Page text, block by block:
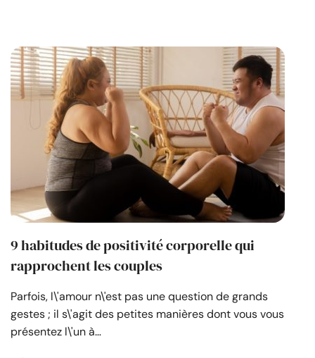
9 habitudes de positivité corporelle qui
rapprochent les couples
Parfois, l\'amour n\'est pas une question de grands
gestes ; il s\'agit des petites manières dont vous vous
présentez l\'un à…